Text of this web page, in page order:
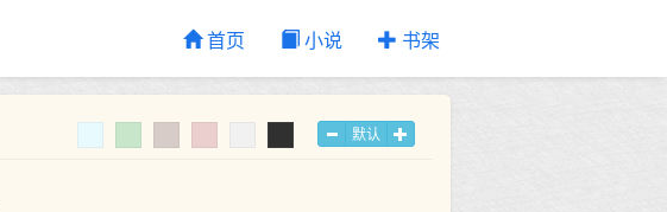
首页 小说 书架
默认